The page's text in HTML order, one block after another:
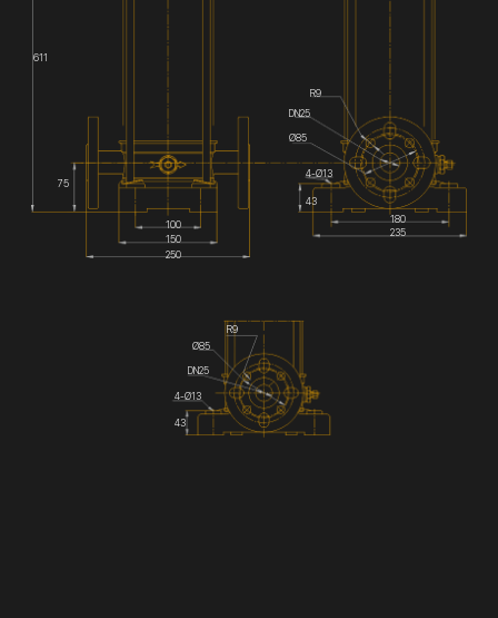
DN25
611
75
100
150
250
180
235
43
4-Ø13
Ø85
R9
DN25
R9
Ø85
4-Ø13
43